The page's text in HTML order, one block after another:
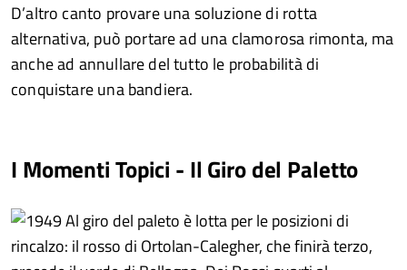
D’altro canto provare una soluzione di rotta
alternativa, può portare ad una clamorosa rimonta, ma
anche ad annullare del tutto le probabilità di
conquistare una bandiera.
I Momenti Topici - Il Giro del Paletto